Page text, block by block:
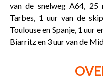
van de snelweg A64, 25
Tarbes, 1 uur van de
Toulouse en Spanje, 1 uur
Biarritz en 3 uur van de